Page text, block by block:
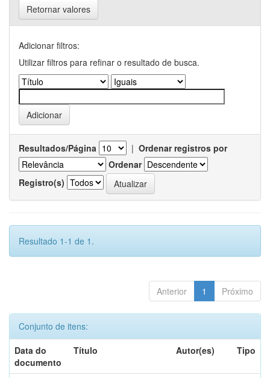
Retornar valores
Adicionar filtros:
Utilizar filtros para refinar o resultado de busca.
Resultados/Página | Ordenar registros por
Ordenar
Registro(s)
Resultado 1-1 de 1.
Anterior 1 Próximo
Conjunto de itens:
Data do
documento
Título Autor(es) Tipo